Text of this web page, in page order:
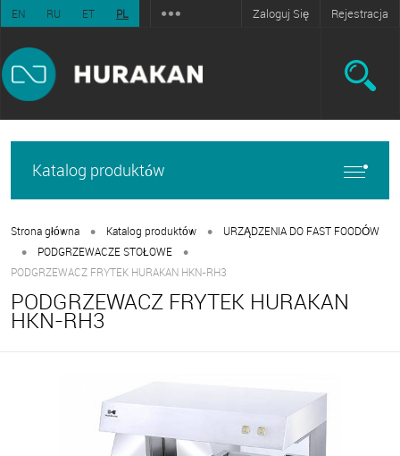
EN RU ET PL Zaloguj Się Rejestracja
Katalog produktów
Strona główna • Katalog produktów • URZĄDZENIA DO FAST FOODÓW
• PODGRZEWACZE STOŁOWE •
PODGRZEWACZ FRYTEK HURAKAN HKN-RH3
PODGRZEWACZ FRYTEK HURAKAN
HKN-RH3